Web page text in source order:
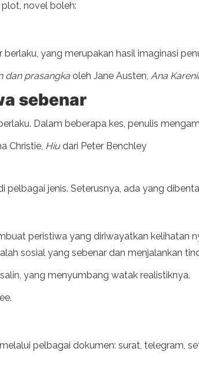
novel boleh:
yang merupakan hasil imaginasi
dan prasangka oleh Jane Austen, Ana
sebenar
Dalam beberapa kes, penulis
Christie, Hiu dari Peter Benchley
jenis. Seterusnya, ada yang
peristiwa yang diriwayatkan kelihatan
sosial yang sebenar dan menjalankan
yang menyumbang watak realistiknya.
pelbagai dokumen: surat, telegram,